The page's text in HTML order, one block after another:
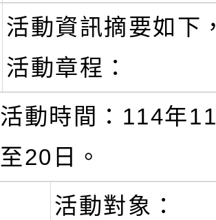
活動資訊摘要如下
活動章程：
活動時間：114年
至20日。
活動對象：